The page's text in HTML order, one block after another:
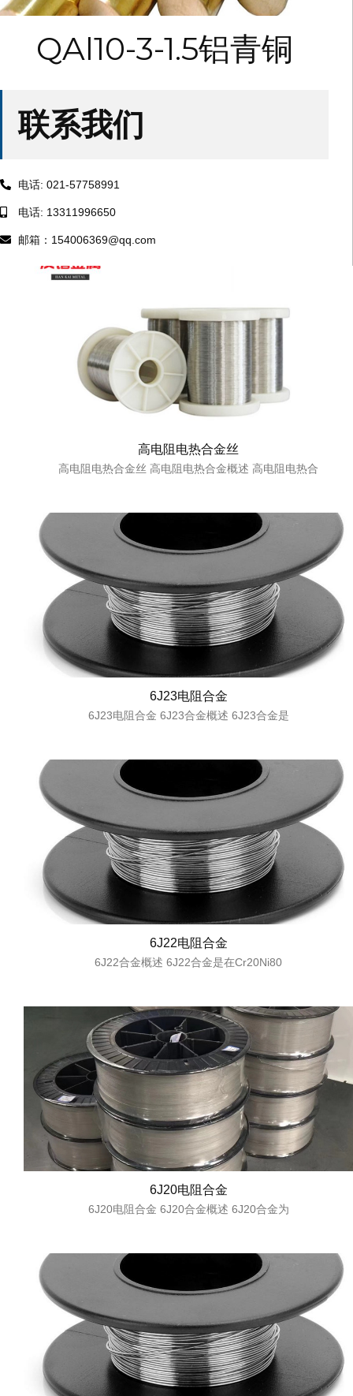
QAl10-3-1.5铝青铜
联系我们
电话: 021-57758991
电话: 13311996650
邮箱：154006369@qq.com
高电阻电热合金丝
高电阻电热合金丝 高电阻电热合金概述 高电阻电热合
6J23电阻合金
6J23电阻合金 6J23合金概述 6J23合金是
6J22电阻合金
6J22合金概述 6J22合金是在Cr20Ni80
6J20电阻合金
6J20电阻合金 6J20合金概述 6J20合金为